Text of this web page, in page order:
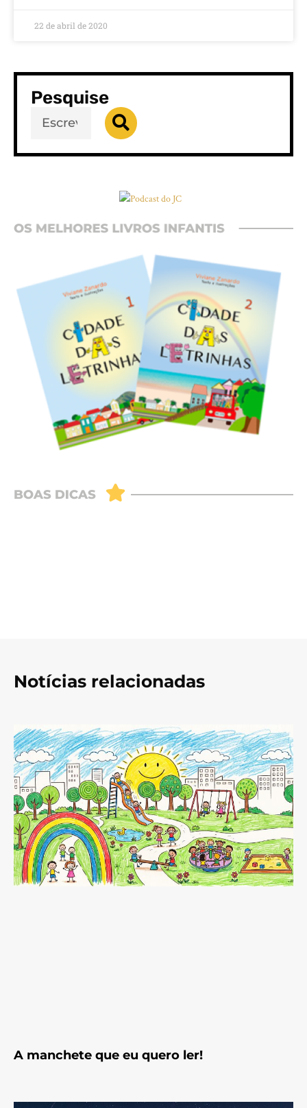
22 de abril de 2020
Pesquise
Notícias relacionadas
A manchete que eu quero ler!